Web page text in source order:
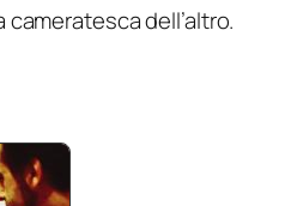
dell’altro.